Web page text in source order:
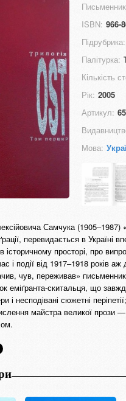
ISBN: 966-
Підрубрика:
Палітурка:
Кількість
Рік: 2005
Артикул:
Мова:
Самчука
перевидається в
просторі, про
і події від 1917–1918 років
чув, переживав»
еміґранта-скитальця, що
і несподівані сюжетні
майстра великої прози